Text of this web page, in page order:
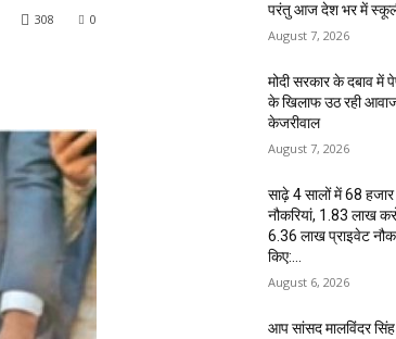
0
308
परंतु आज देश भर में स्कूली
August 7, 2026
मोदी सरकार के दबाव
के खिलाफ उठ रही आवाज
केजरीवाल
August 7, 2026
साढ़े 4 सालों में 68
नौकरियां, 1.83 लाख
6.36 लाख प्राइवेट
किए:...
August 6, 2026
आप सांसद मालविंदर